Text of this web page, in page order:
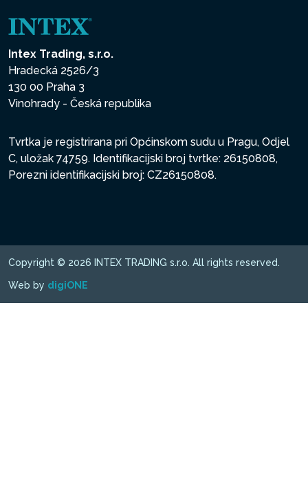
Intex Trading, s.r.o.
Hradecká 2526/3
130 00 Praha 3
Vinohrady - Česká republika
Tvrtka je registrirana pri Općinskom sudu u Pragu, Odjel
C, uložak 74759. Identifikacijski broj tvrtke: 26150808,
Porezni identifikacijski broj: CZ26150808.
Copyright © 2026 INTEX TRADING s.r.o. All rights reserved.
Web by digiONE